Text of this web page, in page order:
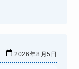
2026年8月5日